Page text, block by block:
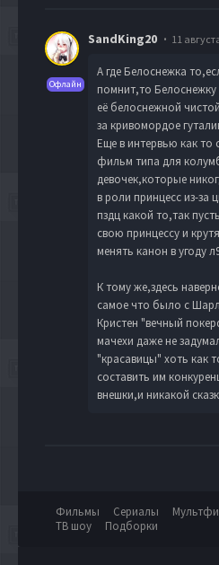
Офлайн
SandKing20 11
А где Белоснежка
помнит,то Белоснежку
её белоснежной
за кривомордое
Еще в интервью как то
фильм типа для
девочек,которые
в роли принцесс из-за
пздц какой то,так
свою принцессу и
менять канон в угоду
К тому же,здесь
самое что было с
Кристен "вечный
мачехи даже не
"красавицы" хоть как
составить им
внешки,и никакой
Фильмы Сериалы
ТВ шоу
Подборки